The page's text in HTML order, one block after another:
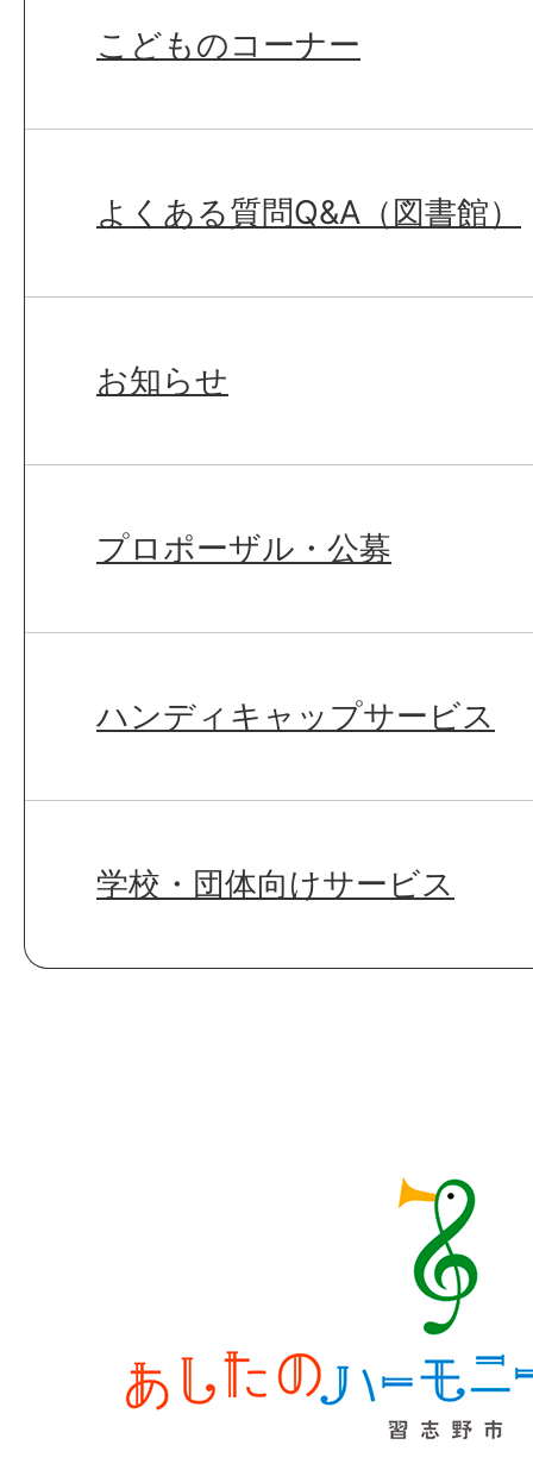
こどものコーナー
よくある質問Q&A（図書館）
お知らせ
プロポーザル・公募
ハンディキャップサービス
学校・団体向けサービス